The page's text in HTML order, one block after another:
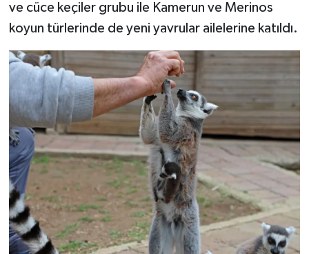
ve cüce keçiler grubu ile Kamerun ve Merinos
koyun türlerinde de yeni yavrular ailelerine katıldı.